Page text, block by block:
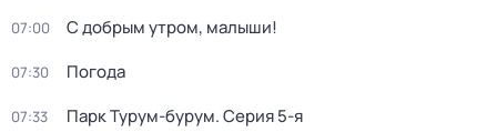
07:00 С добрым утром, малыши!
07:30 Погода
07:33 Парк Турум-бурум. Серия 5-я